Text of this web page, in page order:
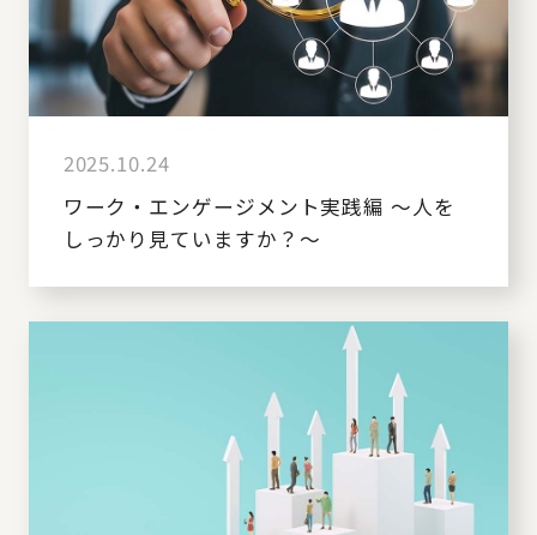
2025.10.24
ワーク・エンゲージメント実践編 ～人を
しっかり見ていますか？～